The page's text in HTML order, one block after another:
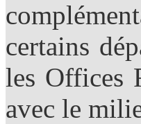
certains
les Offices
avec le